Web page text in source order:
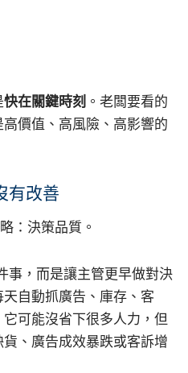
快在關鍵時刻 。老闆要看的
價值、高風險、高影響的
有改善
：決策品質。
事，而是讓主管更早做對決
自動抓廣告、庫存、客
可能沒省下很多人力，但
、廣告成效暴跌或客訴增